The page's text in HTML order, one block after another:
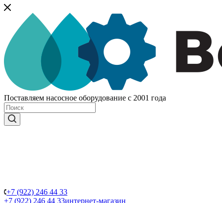
Поставляем насосное оборудование с 2001 года
+7 (922) 246 44 33
+7 (922) 246 44 33интернет-магазин